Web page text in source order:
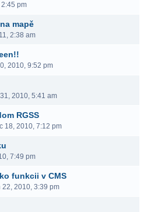
pm
mapě
2:38 am
2010, 9:52 pm
2010, 5:41 am
RGSS
18, 2010, 7:12 pm
7:49 pm
funkcii v CMS
22, 2010, 3:39 pm